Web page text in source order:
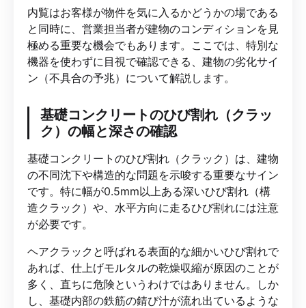
内覧はお客様が物件を気に入るかどうかの場である
と同時に、営業担当者が建物のコンディションを見
極める重要な機会でもあります。ここでは、特別な
機器を使わずに目視で確認できる、建物の劣化サイ
ン（不具合の予兆）について解説します。
基礎コンクリートのひび割れ（クラッ
ク）の幅と深さの確認
基礎コンクリートのひび割れ（クラック）は、建物
の不同沈下や構造的な問題を示唆する重要なサイン
です。特に幅が0.5mm以上ある深いひび割れ（構
造クラック）や、水平方向に走るひび割れには注意
が必要です。
ヘアクラックと呼ばれる表面的な細かいひび割れで
あれば、仕上げモルタルの乾燥収縮が原因のことが
多く、直ちに危険というわけではありません。しか
し、基礎内部の鉄筋の錆び汁が流れ出ているような